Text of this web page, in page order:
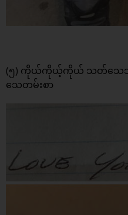
(၅) ကိုယ်ကိုယ့်ကိုယ် သတ်သေသွာ
သေတမ်းစာ